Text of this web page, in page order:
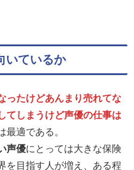
いているか
ったけどあんまり売れてな
てしまうけど声優の仕事は
最適である。
声優にとっては大きな保険
を目指す人が増え、ある程